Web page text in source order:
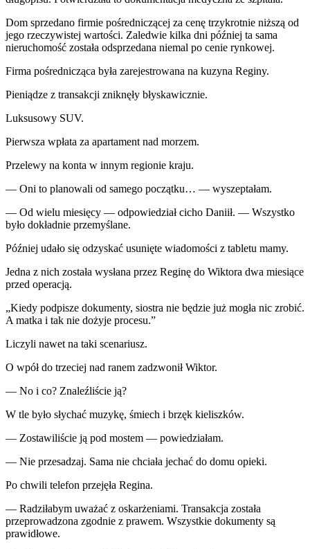
Dom sprzedano firmie pośredniczącej za cenę trzykrotnie niższą od
jego rzeczywistej wartości. Zaledwie kilka dni później ta sama
nieruchomość została odsprzedana niemal po cenie rynkowej.
Firma pośrednicząca była zarejestrowana na kuzyna Reginy.
Pieniądze z transakcji zniknęły błyskawicznie.
Luksusowy SUV.
Pierwsza wpłata za apartament nad morzem.
Przelewy na konta w innym regionie kraju.
— Oni to planowali od samego początku… — wyszeptałam.
— Od wielu miesięcy — odpowiedział cicho Daniił. — Wszystko
było dokładnie przemyślane.
Później udało się odzyskać usunięte wiadomości z tabletu mamy.
Jedna z nich została wysłana przez Reginę do Wiktora dwa miesiące
przed operacją.
„Kiedy podpisze dokumenty, siostra nie będzie już mogła nic zrobić.
A matka i tak nie dożyje procesu.”
Liczyli nawet na taki scenariusz.
O wpół do trzeciej nad ranem zadzwonił Wiktor.
— No i co? Znaleźliście ją?
W tle było słychać muzykę, śmiech i brzęk kieliszków.
— Zostawiliście ją pod mostem — powiedziałam.
— Nie przesadzaj. Sama nie chciała jechać do domu opieki.
Po chwili telefon przejęła Regina.
— Radziłabym uważać z oskarżeniami. Transakcja została
przeprowadzona zgodnie z prawem. Wszystkie dokumenty są
prawidłowe.